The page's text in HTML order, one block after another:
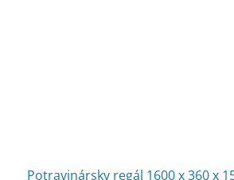
Potravinársky regál 1600 x 360 x